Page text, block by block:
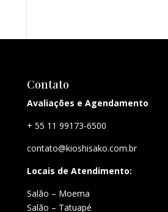
Contato
Avaliações e Agendamento
+ 55 11 99173-6500
contato@kioshisako.com.br
Locais de Atendimento:
Salão – Moema
Salão – Tatuapé